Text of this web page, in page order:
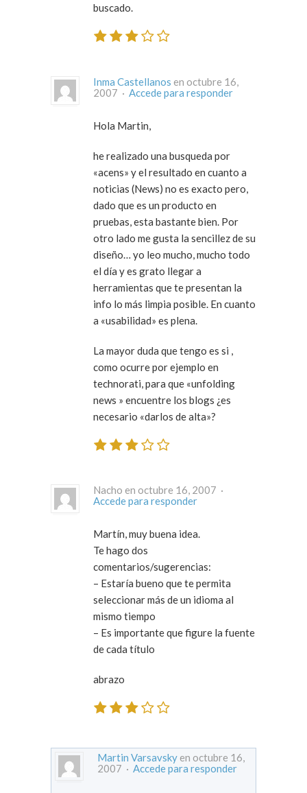
buscado.
Inma Castellanos en octubre 16,
2007 · Accede para responder
Hola Martin,
he realizado una busqueda por
«acens» y el resultado en cuanto a
noticias (News) no es exacto pero,
dado que es un producto en
pruebas, esta bastante bien. Por
otro lado me gusta la sencillez de su
diseño… yo leo mucho, mucho todo
el día y es grato llegar a
herramientas que te presentan la
info lo más limpia posible. En cuanto
a «usabilidad» es plena.
La mayor duda que tengo es si ,
como ocurre por ejemplo en
technorati, para que «unfolding
news » encuentre los blogs ¿es
necesario «darlos de alta»?
Nacho en octubre 16, 2007 ·
Accede para responder
Martín, muy buena idea.
Te hago dos
comentarios/sugerencias:
– Estaría bueno que te permita
seleccionar más de un idioma al
mismo tiempo
– Es importante que figure la fuente
de cada título
abrazo
Martin Varsavsky en octubre 16,
2007 · Accede para responder